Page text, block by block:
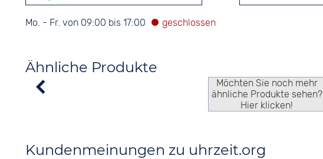
Mo. - Fr. von 09:00 bis 17:00
Ähnliche Produkte
Möchten Sie noch mehr
ähnliche Produkte sehen?
Hier klicken!
Kundenmeinungen zu uhrzeit.org